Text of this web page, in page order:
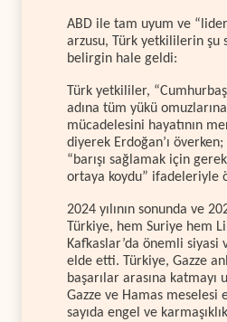
ABD ile tam uyum ve
arzusu, Türk yetkililerin şu
belirgin hale geldi:
Türk yetkililer,
adına tüm yükü
mücadelesini hayatının
diyerek Erdoğan’ı
“barışı sağlamak için
ortaya koydu” ifadeleriyle
2024 yılının sonunda ve
Türkiye, hem Suriye hem
Kafkaslar’da önemli siyasi
elde etti. Türkiye, Gazze
başarılar arasına
Gazze ve Hamas meselesi
sayıda engel ve